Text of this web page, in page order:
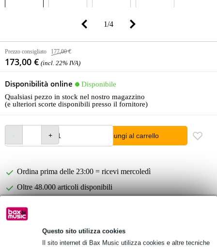
Questo sito utilizza cookies
Il sito internet di Bax Music utilizza cookies e altre tecniche
1/4
Prezzo consigliato 177,00 €
173,00 € (incl. 22% IVA)
Disponibilità online
Disponibile
Qualsiasi pezzo in stock nel nostro magazzino
(e ulteriori scorte disponibili presso il fornitore)
Aggiungi al carrello
Ordina prima delle 23:00 = ricevi mercoledì
Oltre 48.000 articoli disponibili
da 123,00 €